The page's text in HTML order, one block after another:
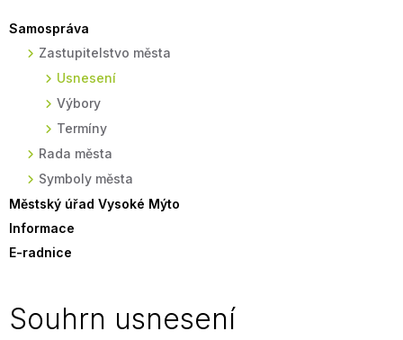
Samospráva
Zastupitelstvo města
Usnesení
Výbory
Termíny
Rada města
Symboly města
Městský úřad Vysoké Mýto
Informace
E-radnice
Souhrn usnesení